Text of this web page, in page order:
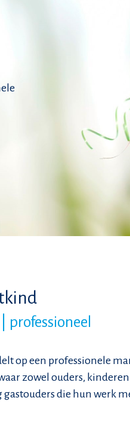
professioneel
op een professionele
zowel ouders,
die hun werk